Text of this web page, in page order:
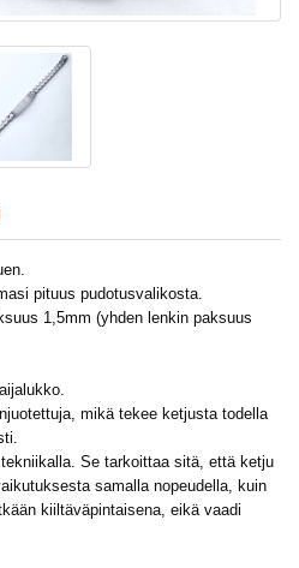
pituus pudotusvalikosta.
1,5mm (yhden lenkin paksuus
mikä tekee ketjusta todella
Se tarkoittaa sitä, että ketju
samalla nopeudella, kuin
kiiltäväpintaisena, eikä vaadi